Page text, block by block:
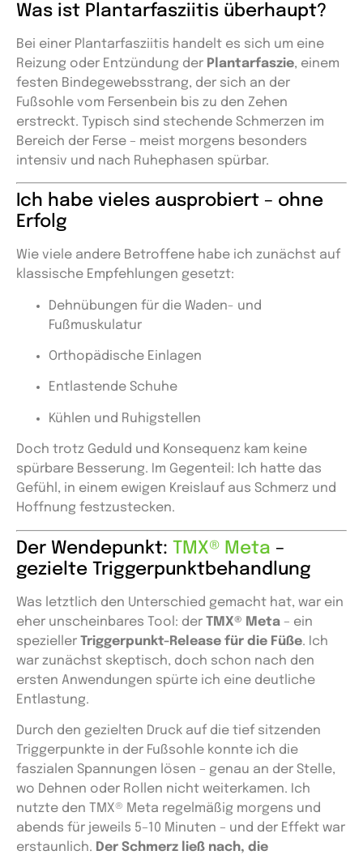
Was ist Plantarfasziitis überhaupt?
Bei einer Plantarfasziitis handelt es sich um eine
Reizung oder Entzündung der Plantarfaszie, einem
festen Bindegewebsstrang, der sich an der
Fußsohle vom Fersenbein bis zu den Zehen
erstreckt. Typisch sind stechende Schmerzen im
Bereich der Ferse – meist morgens besonders
intensiv und nach Ruhephasen spürbar.
Ich habe vieles ausprobiert – ohne
Erfolg
Wie viele andere Betroffene habe ich zunächst auf
klassische Empfehlungen gesetzt:
Dehnübungen für die Waden- und
Fußmuskulatur
Orthopädische Einlagen
Entlastende Schuhe
Kühlen und Ruhigstellen
Doch trotz Geduld und Konsequenz kam keine
spürbare Besserung. Im Gegenteil: Ich hatte das
Gefühl, in einem ewigen Kreislauf aus Schmerz und
Hoffnung festzustecken.
Der Wendepunkt: TMX® Meta –
gezielte Triggerpunktbehandlung
Was letztlich den Unterschied gemacht hat, war ein
eher unscheinbares Tool: der TMX® Meta – ein
spezieller Triggerpunkt-Release für die Füße. Ich
war zunächst skeptisch, doch schon nach den
ersten Anwendungen spürte ich eine deutliche
Entlastung.
Durch den gezielten Druck auf die tief sitzenden
Triggerpunkte in der Fußsohle konnte ich die
faszialen Spannungen lösen – genau an der Stelle,
wo Dehnen oder Rollen nicht weiterkamen. Ich
nutzte den TMX® Meta regelmäßig morgens und
abends für jeweils 5–10 Minuten – und der Effekt war
erstaunlich. Der Schmerz ließ nach, die